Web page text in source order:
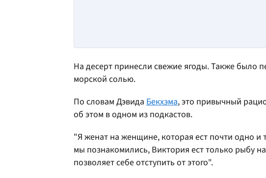
На десерт принесли свежие ягоды. Также было
морской солью.
По словам Дэвида Бекхэма, это привычный
об этом в одном из подкастов.
"Я женат на женщине, которая ест почти одно и
мы познакомились, Виктория ест только рыбу
позволяет себе отступить от этого".